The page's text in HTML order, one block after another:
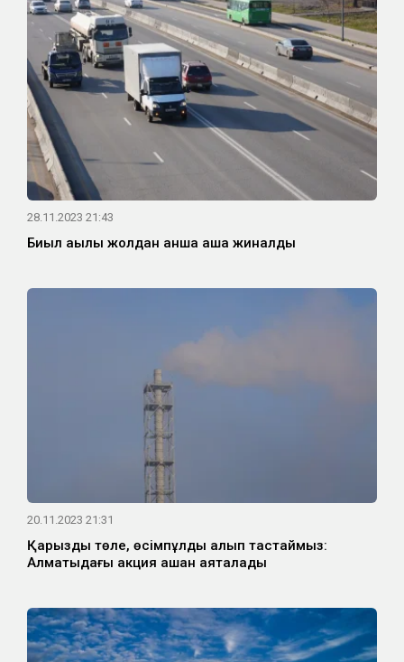
28.11.2023 21:43
Биыл ақылы жолдан қанша ақша жиналды
20.11.2023 21:31
Қарызды төле, өсімпұлды алып тастаймыз:
Алматыдағы акция қашан аяқталады